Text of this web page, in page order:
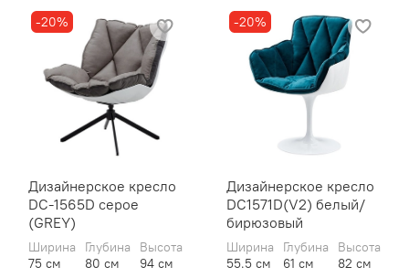
-20%
Дизайнерское кресло
DC-1565D серое
(GREY)
Ширина
75 см
Глубина
80 см
Высота
94 см
-20%
Дизайнерское кресло
DC1571D(V2) белый/
бирюзовый
Ширина
55.5 см
Глубина
61 см
Высота
82 см